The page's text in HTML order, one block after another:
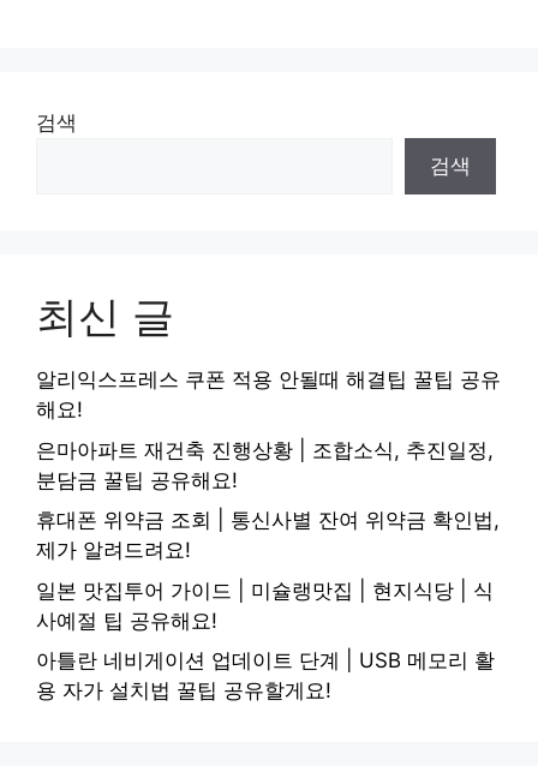
검색
검색
최신 글
알리익스프레스 쿠폰 적용 안될때 해결팁 꿀팁 공유
해요!
은마아파트 재건축 진행상황 | 조합소식, 추진일정,
분담금 꿀팁 공유해요!
휴대폰 위약금 조회 | 통신사별 잔여 위약금 확인법,
제가 알려드려요!
일본 맛집투어 가이드 | 미슐랭맛집 | 현지식당 | 식
사예절 팁 공유해요!
아틀란 네비게이션 업데이트 단계 | USB 메모리 활
용 자가 설치법 꿀팁 공유할게요!